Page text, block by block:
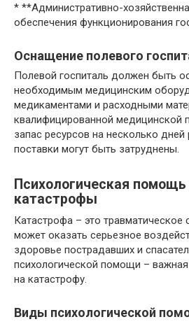
* **Административно-
обеспечения функционирования
Оснащение полевого
Полевой госпиталь должен быть
необходимым медицинским
медикаментами и расходными
квалифицированной медицинской
запас ресурсов на несколько дней
поставки могут быть затруднены.
Психологическая помощь
катастрофы
Катастрофа – это травматическое
может оказать серьезное
здоровье пострадавших и
психологической помощи – важная
на катастрофу.
Виды психологической